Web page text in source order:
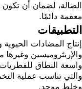
الضالة، لضمان أن تكون
معقمة دائمًا.
التطبيقات
إنتاج المضادات
والإريثروميسين
واسعة النطاق
والتي تناسب عملية
وخلط موحد.